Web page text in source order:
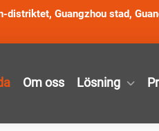
Guangzhou stad,
Om oss Lösning